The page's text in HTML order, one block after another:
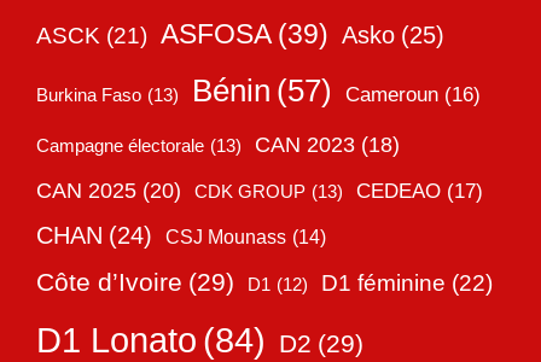
ASCK (21) ASFOSA (39) Asko (25)
Burkina Faso (13) Bénin (57) Cameroun (16)
Campagne électorale (13) CAN 2023 (18)
CAN 2025 (20) CDK GROUP (13) CEDEAO (17)
CHAN (24) CSJ Mounass (14)
Côte d’Ivoire (29) D1 (12) D1 féminine (22)
D1 Lonato (84) D2 (29)